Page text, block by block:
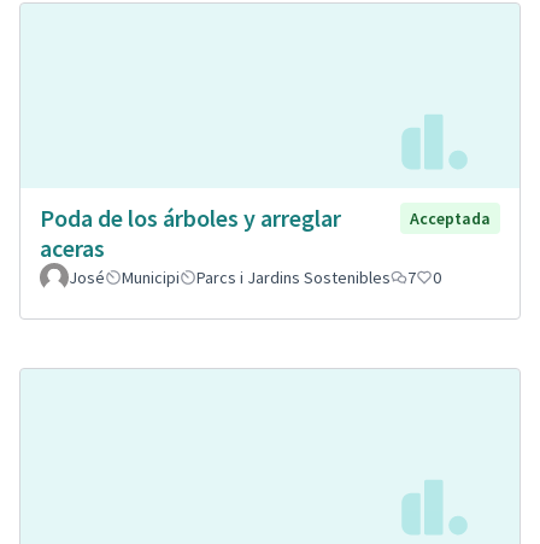
Poda de los árboles y arreglar
aceras
Acceptada
José Municipi Parcs i Jardins Sostenibles 7 0